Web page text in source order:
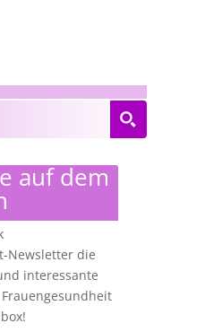
auf dem
Newsletter die
interessante